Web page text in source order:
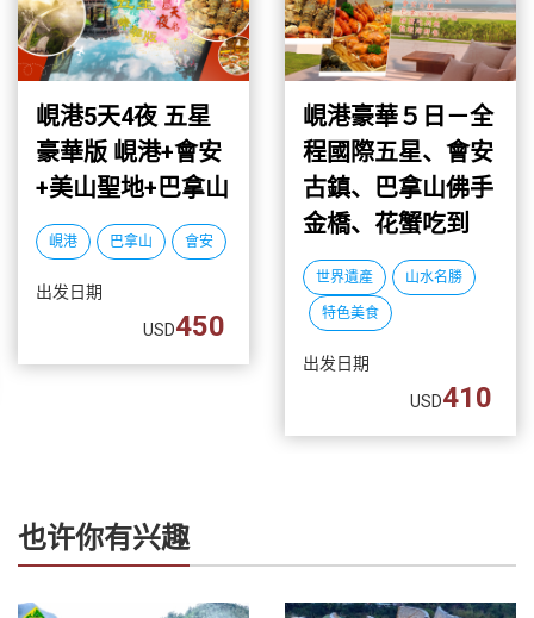
峴港5天4夜 五星
豪華版 峴港+會安
+美山聖地+巴拿山
峴港 巴拿山 會安
出发日期
USD450
峴港豪華５日－全
程國際五星、會安
古鎮、巴拿山佛手
金橋、花蟹吃到
飽、龍蝦海鮮餐
世界遺產 山水名勝
特色美食
出发日期
USD410
也许你有兴趣